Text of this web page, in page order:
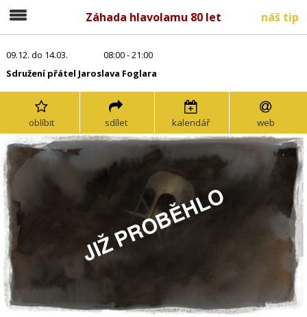
Záhada hlavolamu 80 let náš tip
09.12. do 14.03.
08:00 - 21:00
Sdružení přátel Jaroslava Foglara
oblíbit sdílet kalendář web